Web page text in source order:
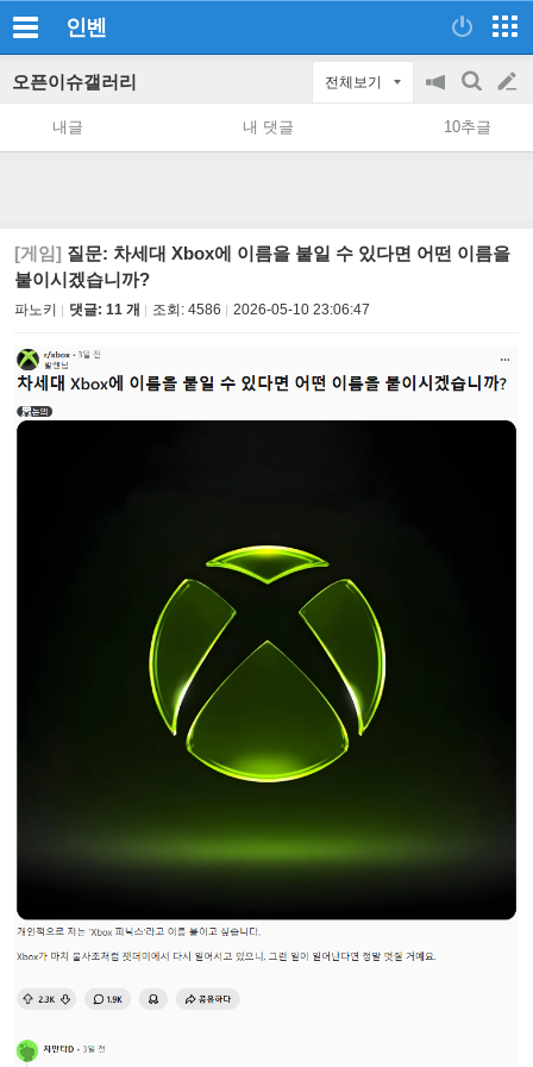
인벤
오픈이슈갤러리 전체보기
공
지
on/off
검
색
글
쓰
내글 내 댓글 10추글
[게임] 질문: 차세대 Xbox에 이름을 붙일 수 있다면 어떤 이름을
붙이시겠습니까?
파노키 댓글: 11 개 조회: 4586 2026-05-10 23:06:47